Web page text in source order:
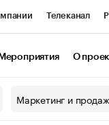
Телеканал
Мероприятия О
Маркетинг и